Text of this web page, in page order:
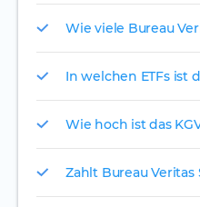
Wie viele Bureau
In welchen ETFs ist
Wie hoch ist das
Zahlt Bureau Veritas